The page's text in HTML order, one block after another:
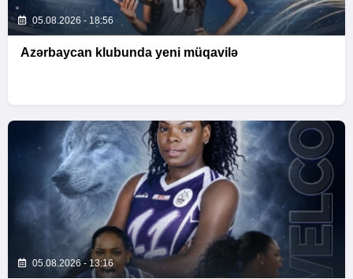
05.08.2026 - 18:56
Azərbaycan klubunda yeni müqavilə
05.08.2026 - 13:16